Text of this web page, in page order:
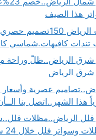
هذا الصيف
مظلات كافيهات الرياض
شرق الرياض..ظلّ وراحة
شرق الرياض
عصرية وأسعار
هذا الشهر..اتصل بنا
الرياض..مظلات
فلل خلال 24 ساعة